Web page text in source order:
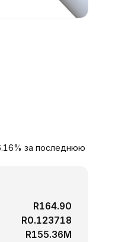
за последнюю
R164.90
R0.123718
R155.36M